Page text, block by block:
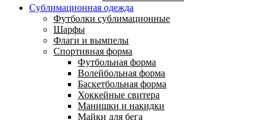
Сублимационная одежда
Футболки сублимационные
Шарфы
Флаги и вымпелы
Спортивная форма
Футбольная форма
Волейбольная форма
Баскетбольная форма
Хоккейные свитера
Манишки и накидки
Майки для бега